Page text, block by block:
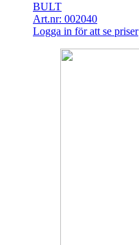
BULT
Art.nr: 002040
Logga in för att se priser